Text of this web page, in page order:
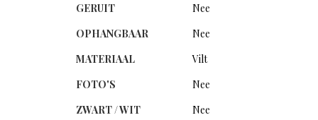
GERUIT
Nee
OPHANGBAAR
Nee
MATERIAAL
Vilt
FOTO'S
Nee
ZWART / WIT
Nee